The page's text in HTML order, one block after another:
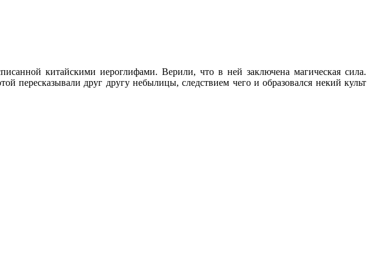
китайскими иероглифами. Верили, что в ней заключена магическая сила.
пересказывали друг другу небылицы, следствием чего и образовался некий культ